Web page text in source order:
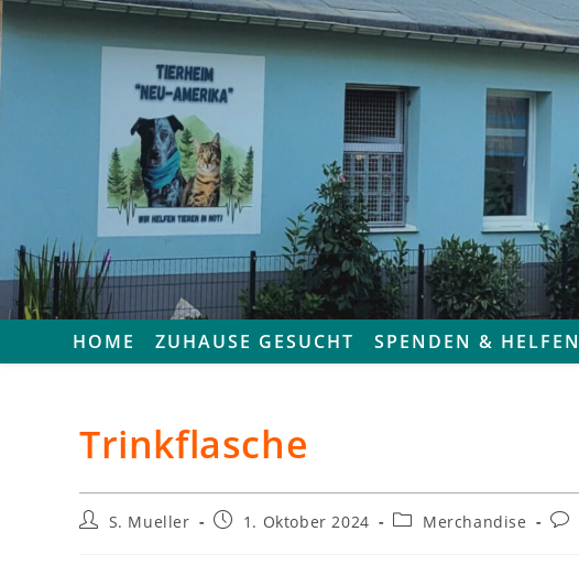
HOME ZUHAUSE GESUCHT SPENDEN & HELFEN
Trinkflasche
S. Mueller 1. Oktober 2024 Merchandise